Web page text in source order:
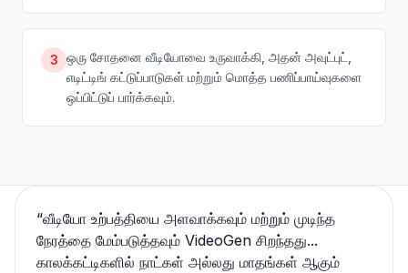
3 ஒரு சோதனை வீடியோவை உருவாக்கி, அதன் அவுட்புட்,
எடிட்டிங் கட்டுப்பாடுகள் மற்றும் மொத்த பணிப்பாய்வுகளை
ஒப்பிட்டுப் பார்க்கவும்.
“வீடியோ உற்பத்தியை அளவாக்கவும் மற்றும் முடிந்த
நேரத்தை மேம்படுத்தவும் VideoGen சிறந்தது...
காலக்கட்டிகளில் நாட்கள் அல்லது மாதங்கள் ஆகும்